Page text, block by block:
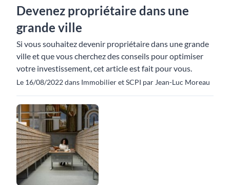
Devenez propriétaire dans une
grande ville
Si vous souhaitez devenir propriétaire dans une grande
ville et que vous cherchez des conseils pour optimiser
votre investissement, cet article est fait pour vous.
Le 16/08/2022 dans Immobilier et SCPI par Jean-Luc Moreau